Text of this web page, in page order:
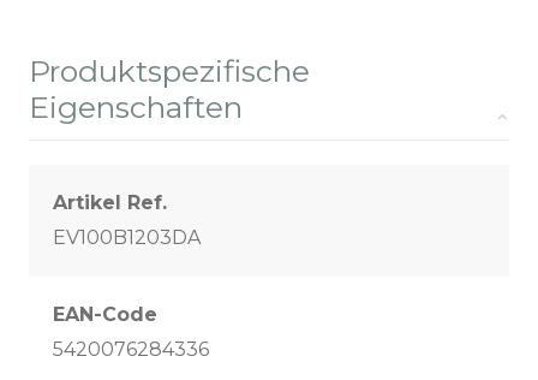
Produktspezifische
Eigenschaften
Artikel Ref.
EV100B1203DA
EAN-Code
5420076284336